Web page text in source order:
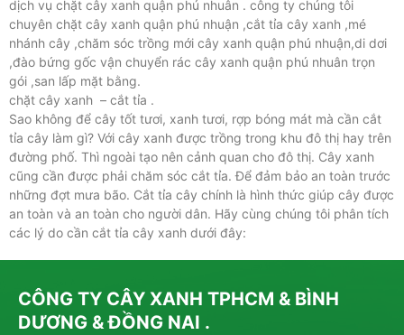
dịch vụ chặt cây xanh quận phú nhuân . công ty chúng tôi
chuyên chặt cây xanh quận phú nhuận ,cắt tỉa cây xanh ,mé
nhánh cây ,chăm sóc trồng mới cây xanh quận phú nhuận,di dơi
,đào bứng gốc vận chuyển rác cây xanh quận phú nhuân trọn
gói ,san lấp mặt bằng.
chặt cây xanh – cắt tỉa .
Sao không để cây tốt tươi, xanh tươi, rợp bóng mát mà cần cắt
tỉa cây làm gì? Với cây xanh được trồng trong khu đô thị hay trên
đường phố. Thì ngoài tạo nên cảnh quan cho đô thị. Cây xanh
cũng cần được phải chăm sóc cắt tỉa. Để đảm bảo an toàn trước
những đợt mưa bão. Cắt tỉa cây chính là hình thức giúp cây được
an toàn và an toàn cho người dân. Hãy cùng chúng tôi phân tích
các lý do cần cắt tỉa cây xanh dưới đây:
CÔNG TY CÂY XANH TPHCM & BÌNH
DƯƠNG & ĐỒNG NAI .